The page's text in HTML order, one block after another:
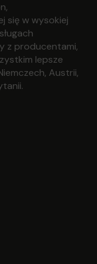
się w wysokiej
z producentami,
lepsze
Austrii,